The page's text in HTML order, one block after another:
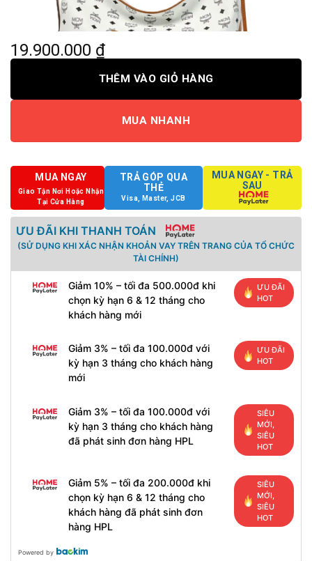
19.900.000 ₫
THÊM VÀO GIỎ HÀNG
MUA NHANH
MUA NGAY
Giao Tận Nơi Hoặc Nhận
Tại Cửa Hàng
TRẢ GÓP QUA
THẺ
Visa, Master, JCB
MUA NGAY - TRẢ
SAU
ƯU ĐÃI KHI THANH TOÁN
(SỬ DỤNG KHI XÁC NHẬN KHOẢN VAY TRÊN TRANG CỦA TỔ CHỨC
TÀI CHÍNH)
Giảm 10% – tối đa 500.000đ khi
chọn kỳ hạn 6 & 12 tháng cho
khách hàng mới
ƯU ĐÃI
HOT
Giảm 3% – tối đa 100.000đ với
kỳ hạn 3 tháng cho khách hàng
mới
ƯU ĐÃI
HOT
Giảm 3% – tối đa 100.000đ với
kỳ hạn 3 tháng cho khách hàng
đã phát sinh đơn hàng HPL
SIÊU
MỚI,
SIÊU
HOT
Giảm 5% – tối đa 200.000đ khi
chọn kỳ hạn 6 & 12 tháng cho
khách hàng đã phát sinh đơn
hàng HPL
SIÊU
MỚI,
SIÊU
HOT
Powered by